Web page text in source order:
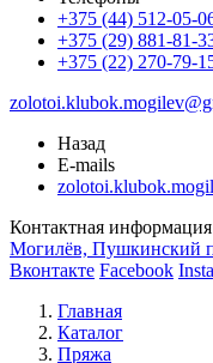
+375 (44) 512-05-
+375 (29) 881-81-
+375 (22) 270-79-
Назад
E-mails
Контактная информация
Могилёв, Пушкинский
Вконтакте Facebook
Главная
Каталог
Пряжа